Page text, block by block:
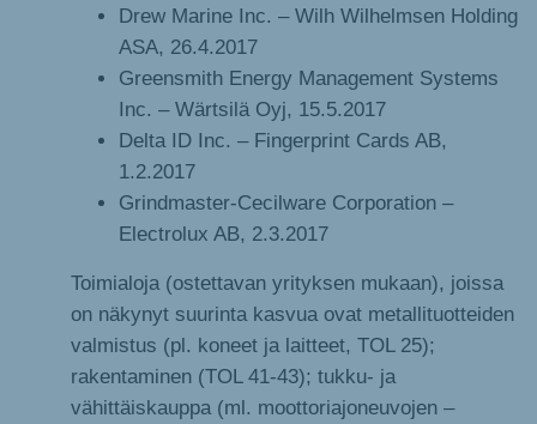
Drew Marine Inc. – Wilh Wilhelmsen Holding
ASA, 26.4.2017
Greensmith Energy Management Systems
Inc. – Wärtsilä Oyj, 15.5.2017
Delta ID Inc. – Fingerprint Cards AB,
1.2.2017
Grindmaster-Cecilware Corporation –
Electrolux AB, 2.3.2017
Toimialoja (ostettavan yrityksen mukaan), joissa
on näkynyt suurinta kasvua ovat metallituotteiden
valmistus (pl. koneet ja laitteet, TOL 25);
rakentaminen (TOL 41-43); tukku- ja
vähittäiskauppa (ml. moottoriajoneuvojen –